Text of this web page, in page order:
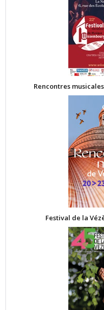
Rencontres
Festival de la